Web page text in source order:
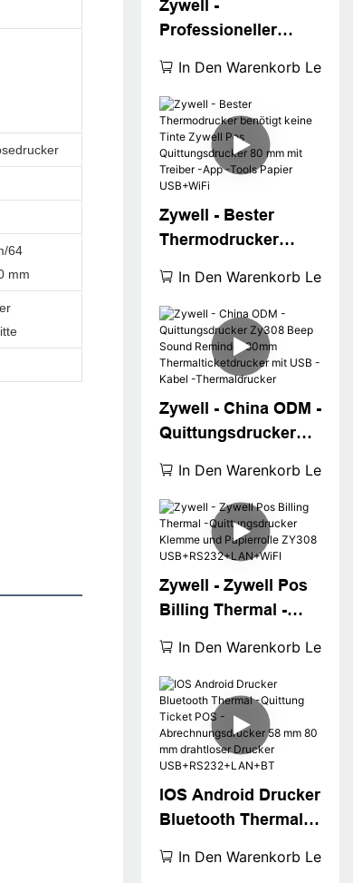
Zywell -
Professioneller
teller Zywell Zy308
Thermal POS
Quittungsdrucker
80mm 58 mm POS80
USB
In Den Warenkorb Legen
Zywell - Bester
Thermodrucker
Zywell Pos
Quittungsdrucker 80
mm mit Treiber -App
-Tools Papier
USB+WiFi
In Den Warenkorb Legen
Zywell - China ODM -
Quittungsdrucker
Reminder 80mm
Thermalticketdrucke
r mit USB -Kabel -
Thermaldrucker
In Den Warenkorb Legen
Zywell - Zywell Pos
Billing Thermal -
Klemme und
Papierrolle ZY308
USB+RS232+LAN+
WiFI
In Den Warenkorb Legen
IOS Android Drucker
Bluetooth Thermal -
-
In Den Warenkorb Legen
64
mm